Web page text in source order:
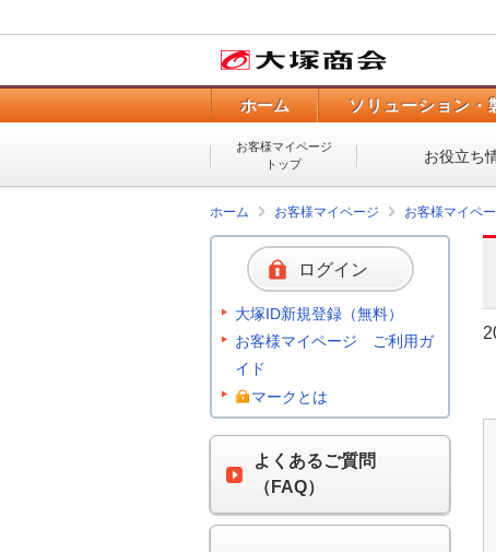
ホーム ソリューション・
お客様マイページ
トップ
お役立ち
ホーム お客様マイページ お客様マイペ
ログイン
大塚ID新規登録（無料）
お客様マイページ ご利用ガ
イド
マークとは
よくあるご質問
（FAQ）